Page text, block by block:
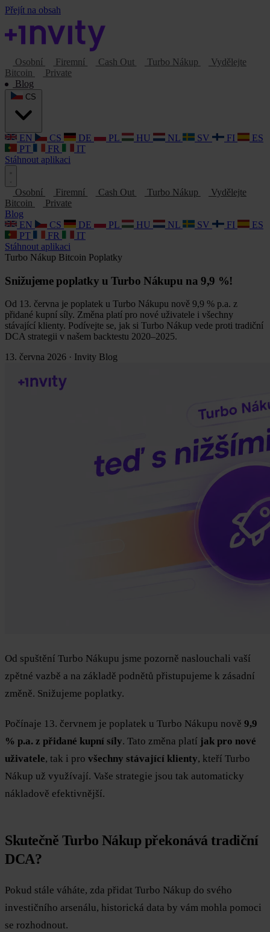
Přejít na obsah
Osobní Firemní Cash Out Turbo Nákup
Vydělejte
Bitcoin
Private
Blog
EN CS DE PL HU NL SV FI
ES
PT
FR
IT
Stáhnout aplikaci
Osobní Firemní Cash Out Turbo Nákup
Vydělejte
Bitcoin
Private
Blog
EN
CS DE PL HU NL SV FI
ES
PT
FR
IT
Stáhnout aplikaci
Turbo Nákup Bitcoin Poplatky
Snižujeme poplatky u Turbo Nákupu na 9,9 %!
Od 13. června je poplatek u Turbo Nákupu nově 9,9 % p.a. z
přidané kupní síly. Změna platí pro nové uživatele i všechny
stávající klienty. Podívejte se, jak si Turbo Nákup vede proti tradiční
DCA strategii v našem backtestu 2020–2025.
13. června 2026 · Invity Blog
Od spuštění Turbo Nákupu jsme pozorně naslouchali vaší
zpětné vazbě a na základě podnětů přistupujeme k zásadní
změně. Snižujeme poplatky.
Počínaje 13. červnem je poplatek u Turbo Nákupu nově 9,9
% p.a. z přidané kupní síly. Tato změna platí jak pro nové
uživatele, tak i pro všechny stávající klienty, kteří Turbo
Nákup už využívají. Vaše strategie jsou tak automaticky
nákladově efektivnější.
Skutečně Turbo Nákup překonává tradiční
DCA?
Pokud stále váháte, zda přidat Turbo Nákup do svého
investičního arsenálu, historická data by vám mohla pomoci
se rozhodnout.